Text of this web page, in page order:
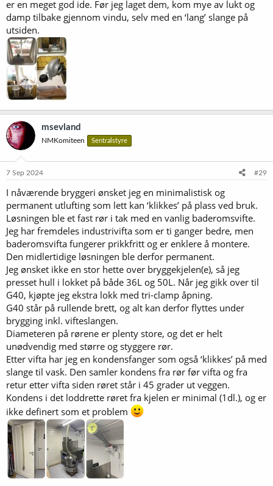
er en meget god ide. Før jeg laget dem, kom mye av lukt og
damp tilbake gjennom vindu, selv med en ‘lang’ slange på
utsiden.
msevland
NMKomiteen Sentralstyre
7 Sep 2024 #29
I nåværende bryggeri ønsket jeg en minimalistisk og
permanent utlufting som lett kan ‘klikkes’ på plass ved bruk.
Løsningen ble et fast rør i tak med en vanlig baderomsvifte.
Jeg har fremdeles industrivifta som er ti ganger bedre, men
baderomsvifta fungerer prikkfritt og er enklere å montere.
Den midlertidige løsningen ble derfor permanent.
Jeg ønsket ikke en stor hette over bryggekjelen(e), så jeg
presset hull i lokket på både 36L og 50L. Når jeg gikk over til
G40, kjøpte jeg ekstra lokk med tri-clamp åpning.
G40 står på rullende brett, og alt kan derfor flyttes under
brygging inkl. vifteslangen.
Diameteren på rørene er plenty store, og det er helt
unødvendig med større og styggere rør.
Etter vifta har jeg en kondensfanger som også ‘klikkes’ på med
slange til vask. Den samler kondens fra rør før vifta og fra
retur etter vifta siden røret står i 45 grader ut veggen.
Kondens i det loddrette røret fra kjelen er minimal (1dl.), og er
ikke definert som et problem